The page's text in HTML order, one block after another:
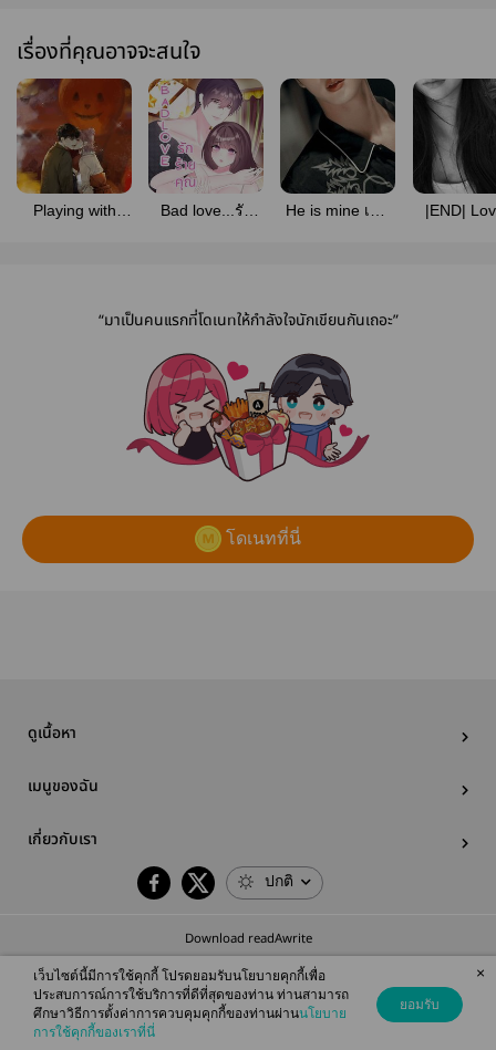
เรื่องที่คุณอาจจะสนใจ
Playing with
Bad love...รัก
He is mine เขา
|END|
“มาเป็นคนแรกที่โดเนทให้กำลังใจนักเขียนกันเถอะ”
โดเนทที่นี่
ดูเนื้อหา
เมนูของฉัน
เกี่ยวกับเรา
ปกติ
Download readAwrite
© 2026 readAwrite.com by MEB Corporation Public Company Limited
This site is protected by reCAPTCHA and the Google
เว็บไซต์นี้มีการใช้คุกกี้ โปรดยอมรับนโยบายคุกกี้เพื่อ
ประสบการณ์การใช้บริการที่ดีที่สุดของท่าน ท่านสามารถ
ศึกษาวิธีการตั้งค่าการควบคุมคุกกี้ของท่านผ่านนโยบาย
การใช้คุกกี้ของเราที่นี่
ยอมรับ
×